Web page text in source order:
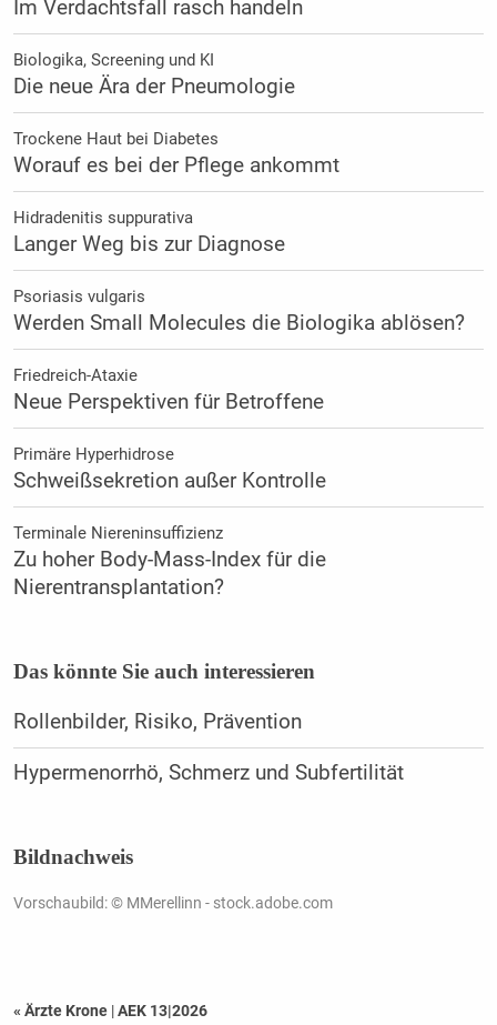
Im Verdachtsfall rasch handeln
Biologika, Screening und KI
Die neue Ära der Pneumologie
Trockene Haut bei Diabetes
Worauf es bei der Pflege ankommt
Hidradenitis suppurativa
Langer Weg bis zur Diagnose
Psoriasis vulgaris
Werden Small Molecules die Biologika ablösen?
Friedreich-Ataxie
Neue Perspektiven für Betroffene
Primäre Hyperhidrose
Schweißsekretion außer Kontrolle
Terminale Niereninsuffizienz
Zu hoher Body-Mass-Index für die
Nierentransplantation?
Das könnte Sie auch interessieren
Rollenbilder, Risiko, Prävention
Hypermenorrhö, Schmerz und Subfertilität
Bildnachweis
Vorschaubild: © MMerellinn - stock.adobe.com
« Ärzte Krone |AEK 13|2026